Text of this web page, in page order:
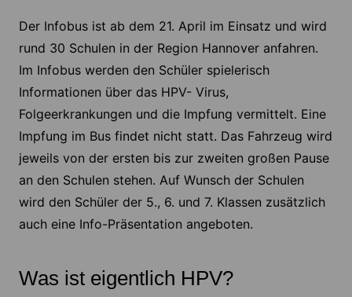
Der Infobus ist ab dem 21. April im Einsatz und wird
rund 30 Schulen in der Region Hannover anfahren.
Im Infobus werden den Schüler spielerisch
Informationen über das HPV- Virus,
Folgeerkrankungen und die Impfung vermittelt. Eine
Impfung im Bus findet nicht statt. Das Fahrzeug wird
jeweils von der ersten bis zur zweiten großen Pause
an den Schulen stehen. Auf Wunsch der Schulen
wird den Schüler der 5., 6. und 7. Klassen zusätzlich
auch eine Info-Präsentation angeboten.
Was ist eigentlich HPV?